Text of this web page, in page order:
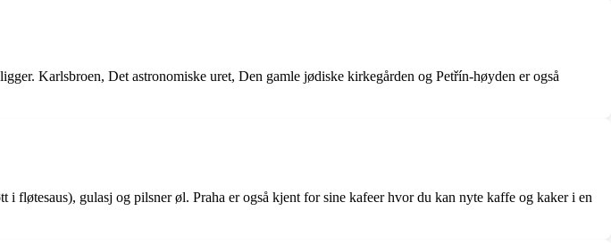
Karlsbroen, Det astronomiske uret, Den gamle jødiske kirkegården og Petřín-høyden er også
fløtesaus), gulasj og pilsner øl. Praha er også kjent for sine kafeer hvor du kan nyte kaffe og kaker i en